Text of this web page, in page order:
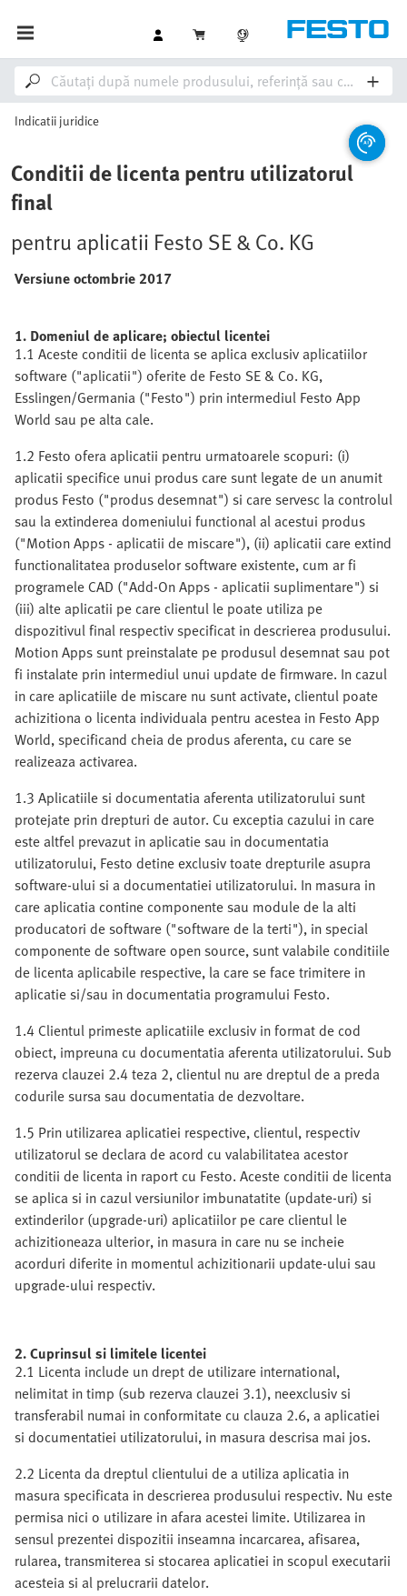
Indicatii juridice
Conditii de licenta pentru utilizatorul
final
pentru aplicatii Festo SE & Co. KG
Versiune octombrie 2017
1. Domeniul de aplicare; obiectul licentei
1.1 Aceste conditii de licenta se aplica exclusiv aplicatiilor
software ("aplicatii") oferite de Festo SE & Co. KG,
Esslingen/Germania ("Festo") prin intermediul Festo App
World sau pe alta cale.
1.2 Festo ofera aplicatii pentru urmatoarele scopuri: (i)
aplicatii specifice unui produs care sunt legate de un anumit
produs Festo ("produs desemnat") si care servesc la controlul
sau la extinderea domeniului functional al acestui produs
("Motion Apps - aplicatii de miscare"), (ii) aplicatii care extind
functionalitatea produselor software existente, cum ar fi
programele CAD ("Add-On Apps - aplicatii suplimentare") si
(iii) alte aplicatii pe care clientul le poate utiliza pe
dispozitivul final respectiv specificat in descrierea produsului.
Motion Apps sunt preinstalate pe produsul desemnat sau pot
fi instalate prin intermediul unui update de firmware. In cazul
in care aplicatiile de miscare nu sunt activate, clientul poate
achizitiona o licenta individuala pentru acestea in Festo App
World, specificand cheia de produs aferenta, cu care se
realizeaza activarea.
1.3 Aplicatiile si documentatia aferenta utilizatorului sunt
protejate prin drepturi de autor. Cu exceptia cazului in care
este altfel prevazut in aplicatie sau in documentatia
utilizatorului, Festo detine exclusiv toate drepturile asupra
software-ului si a documentatiei utilizatorului. In masura in
care aplicatia contine componente sau module de la alti
producatori de software ("software de la terti"), in special
componente de software open source, sunt valabile conditiile
de licenta aplicabile respective, la care se face trimitere in
aplicatie si/sau in documentatia programului Festo.
1.4 Clientul primeste aplicatiile exclusiv in format de cod
obiect, impreuna cu documentatia aferenta utilizatorului. Sub
rezerva clauzei 2.4 teza 2, clientul nu are dreptul de a preda
codurile sursa sau documentatia de dezvoltare.
1.5 Prin utilizarea aplicatiei respective, clientul, respectiv
utilizatorul se declara de acord cu valabilitatea acestor
conditii de licenta in raport cu Festo. Aceste conditii de licenta
se aplica si in cazul versiunilor imbunatatite (update-uri) si
extinderilor (upgrade-uri) aplicatiilor pe care clientul le
achizitioneaza ulterior, in masura in care nu se incheie
acorduri diferite in momentul achizitionarii update-ului sau
upgrade-ului respectiv.
2. Cuprinsul si limitele licentei
2.1 Licenta include un drept de utilizare international,
nelimitat in timp (sub rezerva clauzei 3.1), neexclusiv si
transferabil numai in conformitate cu clauza 2.6, a aplicatiei
si documentatiei utilizatorului, in masura descrisa mai jos.
2.2 Licenta da dreptul clientului de a utiliza aplicatia in
masura specificata in descrierea produsului respectiv. Nu este
permisa nici o utilizare in afara acestei limite. Utilizarea in
sensul prezentei dispozitii inseamna incarcarea, afisarea,
rularea, transmiterea si stocarea aplicatiei in scopul executarii
acesteia si al prelucrarii datelor.